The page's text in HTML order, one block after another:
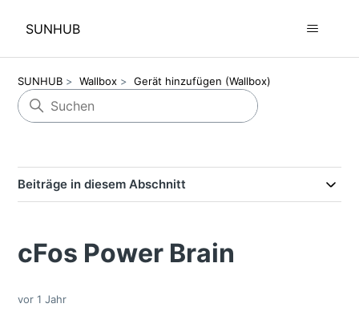
SUNHUB
SUNHUB Wallbox Gerät hinzufügen (Wallbox)
Beiträge in diesem Abschnitt
cFos Power Brain
vor 1 Jahr